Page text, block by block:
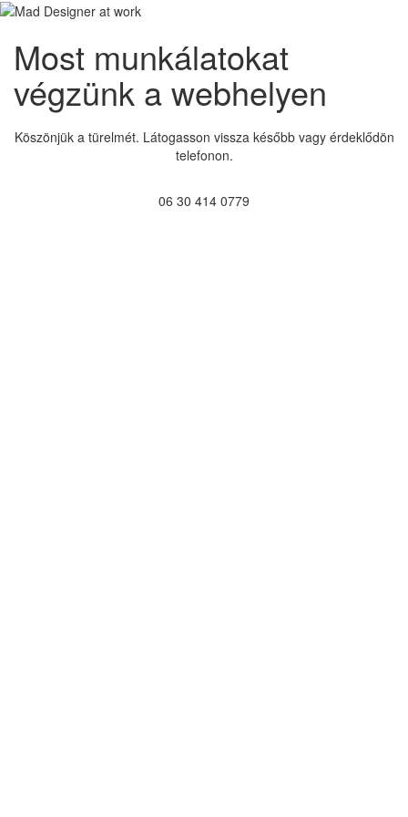
Most munkálatokat
végzünk a webhelyen
Köszönjük a türelmét. Látogasson vissza később vagy érdeklődön
telefonon.
06 30 414 0779